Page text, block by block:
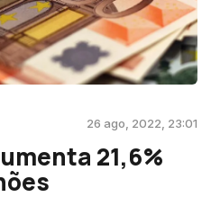
26 ago, 2022, 23:01
21,6%